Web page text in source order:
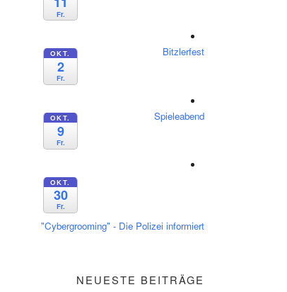
Fr.
OKT.
2
Fr.
Bitzlerfest
OKT.
9
Fr.
Spieleabend
OKT.
30
Fr.
"Cybergrooming" - Die Polizei informiert
NEUESTE BEITRÄGE